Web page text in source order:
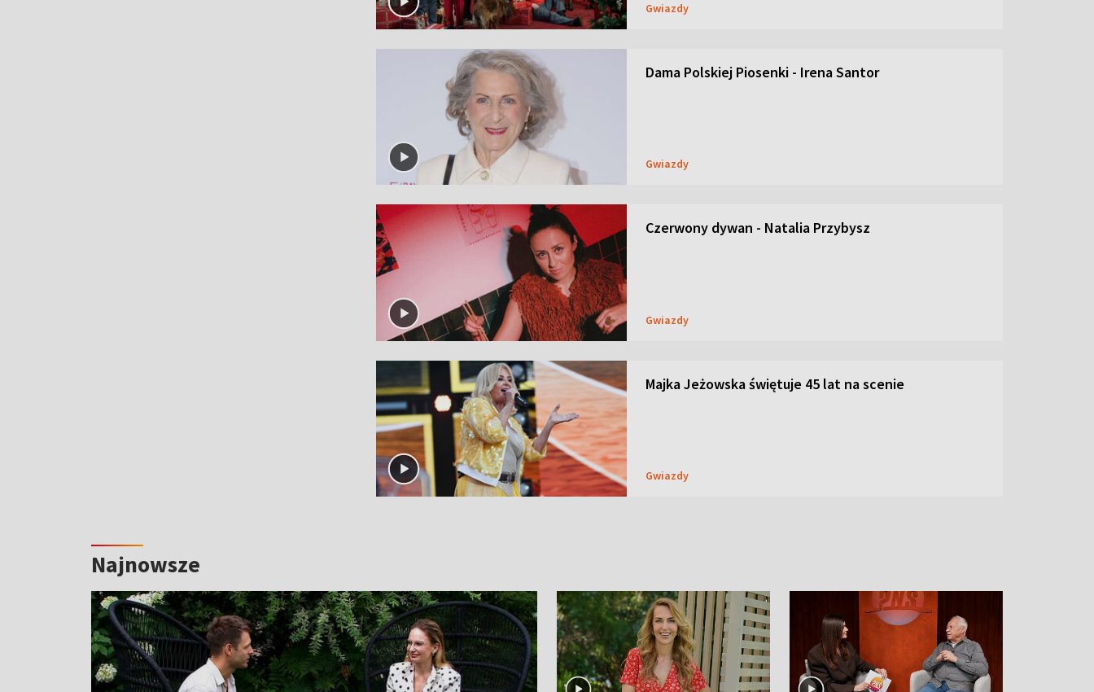
Gwiazdy
Dama Polskiej Piosenki - Irena Santor
Gwiazdy
Czerwony dywan - Natalia Przybysz
Gwiazdy
Majka Jeżowska świętuje 45 lat na scenie
Gwiazdy
Najnowsze